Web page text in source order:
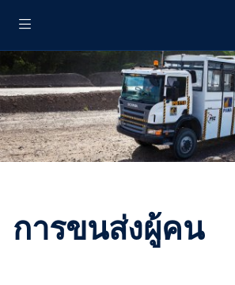
การขนส่งผู้คน